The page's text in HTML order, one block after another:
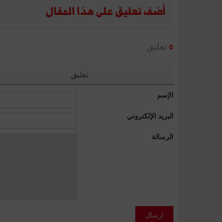
أضف تعليق على هذا المقال
0 تعليق
تعليق
الإسم
البريد الإلكتروني
الرسالة
إرسال